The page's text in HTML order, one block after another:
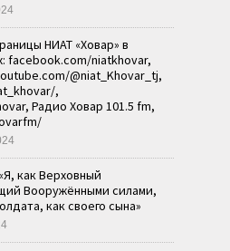
НИАТ «Ховар» в
facebook.com/niatkhovar,
@niat_Khovar_tj,
,
Радио Ховар 101.5 fm,
как Верховный
Вооружёнными силами,
как своего сына»